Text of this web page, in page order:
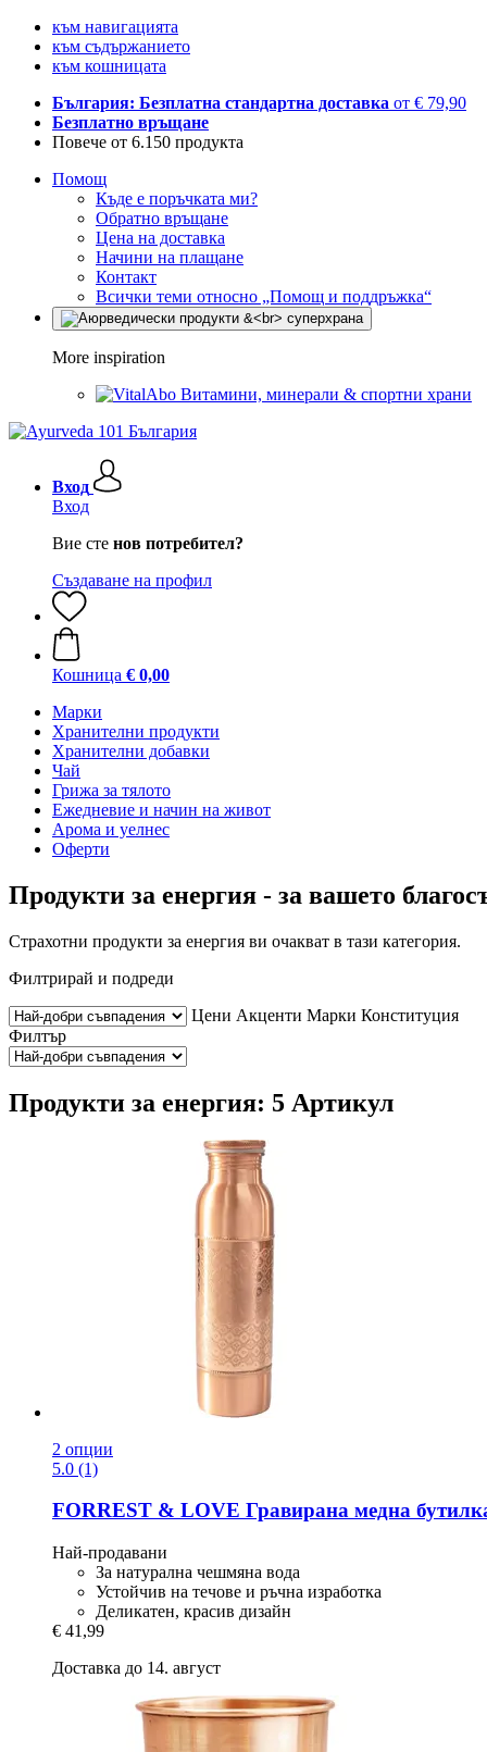
към навигацията
към съдържанието
към кошницата
България: Безплатна стандартна доставка от € 79,90
Безплатно връщане
Повече от 6.150 продукта
Помощ
Къде е поръчката ми?
Обратно връщане
Цена на доставка
Начини на плащане
Контакт
Всички теми относно „Помощ и поддръжка“
More inspiration
Витамини, минерали & спортни храни
Вход
Вход
Вие сте нов потребител?
Създаване на профил
Кошница € 0,00
Марки
Хранителни продукти
Хранителни добавки
Чай
Грижа за тялото
Ежедневие и начин на живот
Арома и уелнес
Оферти
Продукти за енергия - за вашето
Страхотни продукти за енергия ви очакват в тази категория.
Филтрирай и подреди
Цени Акценти Марки Конституция
Филтър
Продукти за енергия: 5 Артикул
2 опции
5.0 (1)
FORREST & LOVE Гравирана медна
Най-продавани
За натурална чешмяна вода
Устойчив на течове и ръчна изработка
Деликатен, красив дизайн
€ 41,99
Доставка до 14. август